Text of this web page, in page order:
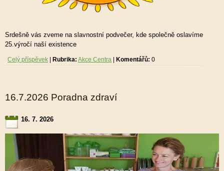
Srdešně vás zveme na slavnostní podvečer, kde společně oslavíme
25.výročí naší existence
Celý příspěvek Rubrika: Akce Centra Komentářů: 0
16.7.2026 Poradna zdraví
16. 7. 2026